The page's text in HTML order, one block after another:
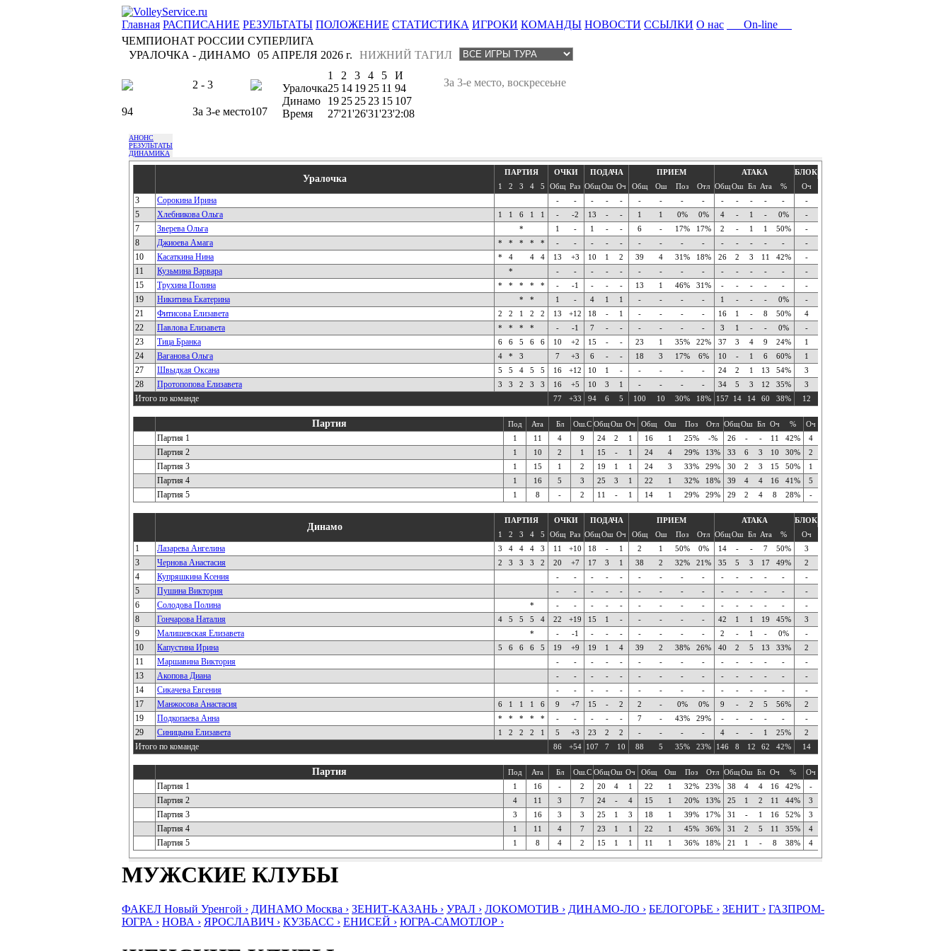
Главная РАСПИСАНИЕ РЕЗУЛЬТАТЫ ПОЛОЖЕНИЕ СТАТИСТИКА ИГРОКИ КОМАНДЫ НОВОСТИ ССЫЛКИ О нас
On-line
ЧЕМПИОНАТ РОССИИ СУПЕРЛИГА
УРАЛОЧКА - ДИНАМО
НИЖНИЙ ТАГИЛ
05 АПРЕЛЯ 2026 г.
2 - 3
94 За 3-е место107
За 3-е место, воскресеьне
1 2 3 4 5
И
Уралочка25 14 19 25 11 94
Динамо
19 25 25 23 15 107
Время
27'21'26'31'23'2:08
АНОНС
РЕЗУЛЬТАТЫ
ДИНАМИКА
Уралочка
ПАРТИЯ ОЧКИ ПОДАЧА ПРИЕМ АТАКА
БЛОК
1
2 3 4 5 Общ Раз ОбщОш Оч Общ Ош Поз Отл ОбщОш Бл Ата % Оч
3 Сорокина Ирина - - - - - - - - - - - - - - -
5 Хлебникова Ольга 1 1 6 1 1 - -2 13 - - 1 1 0% 0% 4 - 1 - 0% -
7 Зверева Ольга * 1 - 1 - - 6 - 17% 17% 2 - 1 1 50% -
8 Джиоева Амага * * * * * - - - - - - - - - - - - - - -
10 Касаткина Нина * 4 4 4 13 +3 10 1 2 39 4 31% 18% 26 2 3 11 42% -
11 Кузьмина Варвара * - - - - - - - - - - - - - - -
15 Трухина Полина * * * * * - -1 - - - 13 1 46% 31% - - - - - -
19 Никитина Екатерина * * 1 - 4 1 1 - - - - 1 - - - 0% -
21 Фитисова Елизавета 2 2 1 2 2 13 +12 18 - 1 - - - - 16 1 - 8 50% 4
22 Павлова Елизавета * * * * - -1 7 - - - - - - 3 1 - - 0% -
23 Тица Бранка 6 6 5 6 6 10 +2 15 - - 23 1 35% 22% 37 3 4 9 24% 1
24 Ваганова Ольга 4 * 3 7 +3 6 - - 18 3 17% 6% 10 - 1 6 60% 1
27 Швыдкая Оксана 5 5 4 5 5 16 +12 10 1 - - - - - 24 2 1 13 54% 3
28 Протопопова Елизавета 3 3 2 3 3 16 +5 10 3 1 - - - - 34 5 3 12 35% 3
Итого по команде 77 +33 94 6 5 100 10 30% 18% 157 14 14 60 38% 12
Партия Под Ата Бл Ош.С ОбщОш Оч Общ Ош Поз Отл ОбщОш Бл Оч % Оч
Партия 1 1 11 4 9 24 2 1 16 1 25% -% 26 - - 11 42% 4
Партия 2 1 10 2 1 15 - 1 24 4 29% 13% 33 6 3 10 30% 2
Партия 3 1 15 1 2 19 1 1 24 3 33% 29% 30 2 3 15 50% 1
Партия 4 1 16 5 3 25 3 1 22 1 32% 18% 39 4 4 16 41% 5
Партия 5 1 8 - 2 11 - 1 14 1 29% 29% 29 2 4 8 28% -
Динамо
ПАРТИЯ ОЧКИ ПОДАЧА ПРИЕМ АТАКА
БЛОК
1
2 3 4 5 Общ Раз ОбщОш Оч Общ Ош Поз Отл ОбщОш Бл Ата % Оч
1 Лазарева Ангелина 3 4 4 4 3 11 +10 18 - 1 2 1 50% 0% 14 - - 7 50% 3
3 Чернова Анастасия 2 3 3 3 2 20 +7 17 3 1 38 2 32% 21% 35 5 3 17 49% 2
4 Купряшкина Ксения - - - - - - - - - - - - - - -
5 Пушина Виктория - - - - - - - - - - - - - - -
6 Солодова Полина * - - - - - - - - - - - - - - -
8 Гончарова Наталия 4 5 5 5 4 22 +19 15 1 - - - - - 42 1 1 19 45% 3
9 Малишевская Елизавета * - -1 - - - - - - - 2 - 1 - 0% -
10 Капустина Ирина 5 6 6 6 5 19 +9 19 1 4 39 2 38% 26% 40 2 5 13 33% 2
11 Маршавина Виктория - - - - - - - - - - - - - - -
13 Акопова Диана - - - - - - - - - - - - - - -
14 Сикачева Евгения - - - - - - - - - - - - - - -
17 Манжосова Анастасия 6 1 1 1 6 9 +7 15 - 2 2 - 0% 0% 9 - 2 5 56% 2
19 Подкопаева Анна * * * * * - - - - - 7 - 43% 29% - - - - - -
29 Синицына Елизавета 1 2 2 2 1 5 +3 23 2 2 - - - - 4 - - 1 25% 2
Итого по команде 86 +54 107 7 10 88 5 35% 23% 146 8 12 62 42% 14
Партия Под Ата Бл Ош.С ОбщОш Оч Общ Ош Поз Отл ОбщОш Бл Оч % Оч
Партия 1 1 16 - 2 20 4 1 22 1 32% 23% 38 4 4 16 42% -
Партия 2 4 11 3 7 24 - 4 15 1 20% 13% 25 1 2 11 44% 3
Партия 3 3 16 3 3 25 1 3 18 1 39% 17% 31 - 1 16 52% 3
Партия 4 1 11 4 7 23 1 1 22 1 45% 36% 31 2 5 11 35% 4
Партия 5 1 8 4 2 15 1 1 11 1 36% 18% 21 1 - 8 38% 4
МУЖСКИЕ КЛУБЫ
ФАКЕЛ Новый Уренгой › ДИНАМО Москва › ЗЕНИТ-КАЗАНЬ › УРАЛ › ЛОКОМОТИВ › ДИНАМО-ЛО › БЕЛОГОРЬЕ › ЗЕНИТ › ГАЗПРОМ-
ЮГРА › НОВА › ЯРОСЛАВИЧ › КУЗБАСС › ЕНИСЕЙ › ЮГРА-САМОТЛОР ›